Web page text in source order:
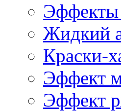
Эффекты
Жидкий
Краски-
Эффект
Эффект